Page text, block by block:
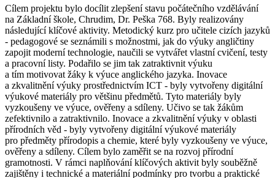
Cílem projektu bylo docílit zlepšení stavu počátečního vzdělávání
na Základní škole, Chrudim, Dr. Peška 768. Byly realizovány
následující klíčové aktivity. Metodický kurz pro učitele cizích jazyků
- pedagogové se seznámili s možnostmi, jak do výuky angličtiny
zapojit moderní technologie, naučili se vytvářet vlastní cvičení, testy
a pracovní listy. Podařilo se jim tak zatraktivnit výuku
a tím motivovat žáky k výuce anglického jazyka. Inovace
a zkvalitnění výuky prostřednictvím ICT - byly vytvořeny digitální
výukové materiály pro většinu předmětů. Tyto materiály byly
vyzkoušeny ve výuce, ověřeny a sdíleny. Učivo se tak žákům
zefektivnilo a zatraktivnilo. Inovace a zkvalitnění výuky v oblasti
přírodních věd - byly vytvořeny digitální výukové materiály
pro předměty přírodopis a chemie, které byly vyzkoušeny ve výuce,
ověřeny a sdíleny. Cílem bylo zaměřit se na rozvoj přírodní
gramotnosti. V rámci naplňování klíčových aktivit byly souběžně
zajištěny i technické a materiální podmínky pro tvorbu a praktické